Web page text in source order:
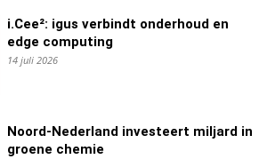
i.Cee²: igus verbindt onderhoud en
edge computing
14 juli 2026
Noord-Nederland investeert miljard in
groene chemie